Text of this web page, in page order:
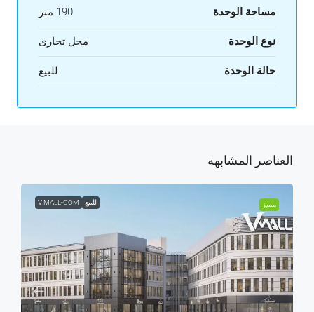
مساحة الوحدة 190 متر
نوع الوحدة محل تجارى
حالة الوحدة للبيع
العناصر المشابهه
مميز للبيع V MALL-COM